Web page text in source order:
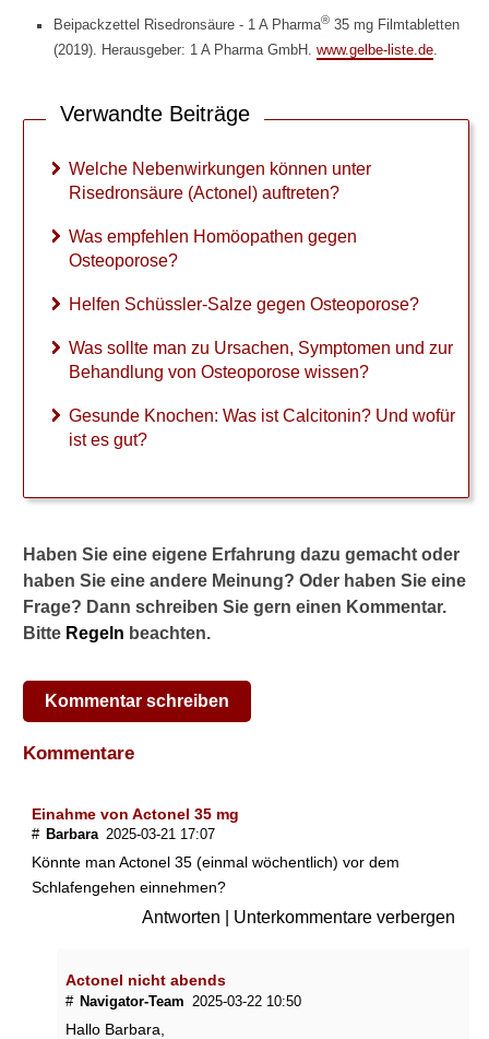
Beipackzettel Risedronsäure - 1 A Pharma® 35 mg Filmtabletten
(2019). Herausgeber: 1 A Pharma GmbH. www.gelbe-liste.de
Verwandte Beiträge
Welche Nebenwirkungen können unter
Risedronsäure (Actonel) auftreten?
Was empfehlen Homöopathen gegen
Osteoporose?
Helfen Schüssler-Salze gegen Osteoporose?
Was sollte man zu Ursachen, Symptomen und zur
Behandlung von Osteoporose wissen?
Gesunde Knochen: Was ist Calcitonin? Und wofür
ist es gut?
Haben Sie eine eigene Erfahrung dazu gemacht oder
haben Sie eine andere Meinung? Oder haben Sie eine
Frage? Dann schreiben Sie gern einen Kommentar.
Bitte Regeln beachten.
Kommentar schreiben
Kommentare
Einahme von Actonel 35 mg
# Barbara 2025-03-21 17:07
Könnte man Actonel 35 (einmal wöchentlich) vor dem
Schlafengehen einnehmen?
Antworten Unterkommentare verbergen
Actonel nicht abends
# Navigator-Team 2025-03-22 10:50
Hallo Barbara,
k
u
e
ö
n
e
n
n
e
r
i
s
r
n
ä
u
r
(
A
c
o
e
l
u
e
e